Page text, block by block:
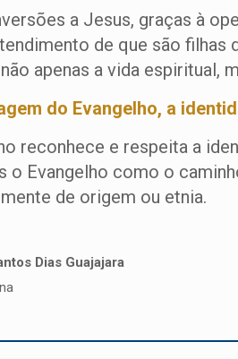
a Jesus, graças à
de que são filhas
apenas a vida espiritual,
do Evangelho, a
reconhece e respeita a
o Evangelho como o
de origem ou etnia.
Dias Guajajara